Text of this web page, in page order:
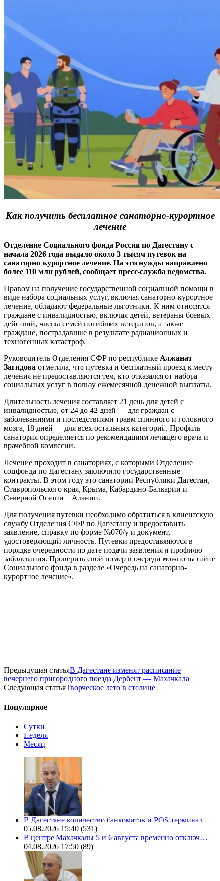
Как получить бесплатное санаторно-курортное
лечение
Отделение Социального фонда России по Дагестану с
начала 2026 года выдало около 3 тысяч путевок на
санаторно-курортное лечение. На эти нужды направлено
более 110 млн рублей, сообщает пресс-служба ведомства.
Правом на получение государственной социальной помощи в
виде набора социальных услуг, включая санаторно-курортное
лечение, обладают федеральные льготники. К ним относятся
граждане с инвалидностью, включая детей, ветераны боевых
действий, члены семей погибших ветеранов, а также
граждане, пострадавшие в результате радиационных и
техногенных катастроф.
Руководитель Отделения СФР по республике Алжанат
Загидова отметила, что путевка и бесплатный проезд к месту
лечения не предоставляются тем, кто отказался от набора
социальных услуг в пользу ежемесячной денежной выплаты.
Длительность лечения составляет 21 день для детей с
инвалидностью, от 24 до 42 дней — для граждан с
заболеваниями и последствиями травм спинного и головного
мозга, 18 дней — для всех остальных категорий. Профиль
санатория определяется по рекомендациям лечащего врача и
врачебной комиссии.
Лечение проходит в санаториях, с которыми Отделение
соцфонда по Дагестану заключило государственные
контракты. В этом году это санатории Республики Дагестан,
Ставропольского края, Крыма, Кабардино-Балкарии и
Северной Осетии – Алании.
Для получения путевки необходимо обратиться в клиентскую
службу Отделения СФР по Дагестану и предоставить
заявление, справку по форме №070/у и документ,
удостоверяющий личность. Путевки предоставляются в
порядке очередности по дате подачи заявления и профилю
заболевания. Проверить свой номер в очереди можно на сайте
Социального фонда в разделе «Очередь на санаторно-
курортное лечение».
Предыдущая статьяВ Дагестане изменят расписание
вечернего пригородного поезда Дербент — Махачкала
Следующая статьяТворческое лето в столице
Популярное
Сутки
Неделя
Месяц
В Дагестане количество банкоматов и POS-терминал…
05.08.2026 15:40 (531)
В центре Махачкалы 5 и 6 августа временно отключ…
04.08.2026 17:50 (89)